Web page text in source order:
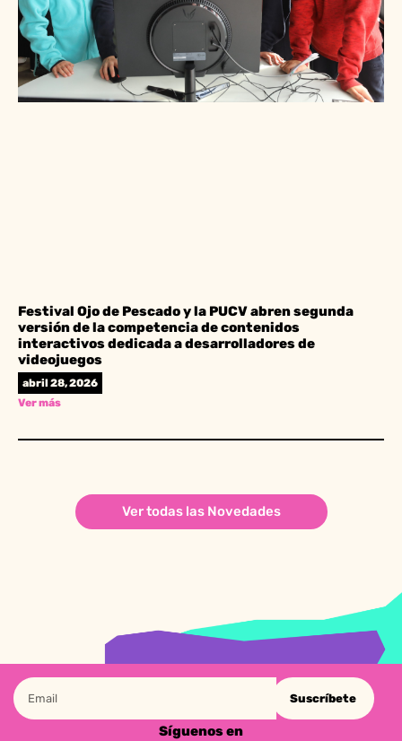
Festival Ojo de Pescado y la PUCV abren segunda
versión de la competencia de contenidos
interactivos dedicada a desarrolladores de
videojuegos
abril 28, 2026
Ver más
Ver todas las Novedades
Suscríbete
Síguenos en